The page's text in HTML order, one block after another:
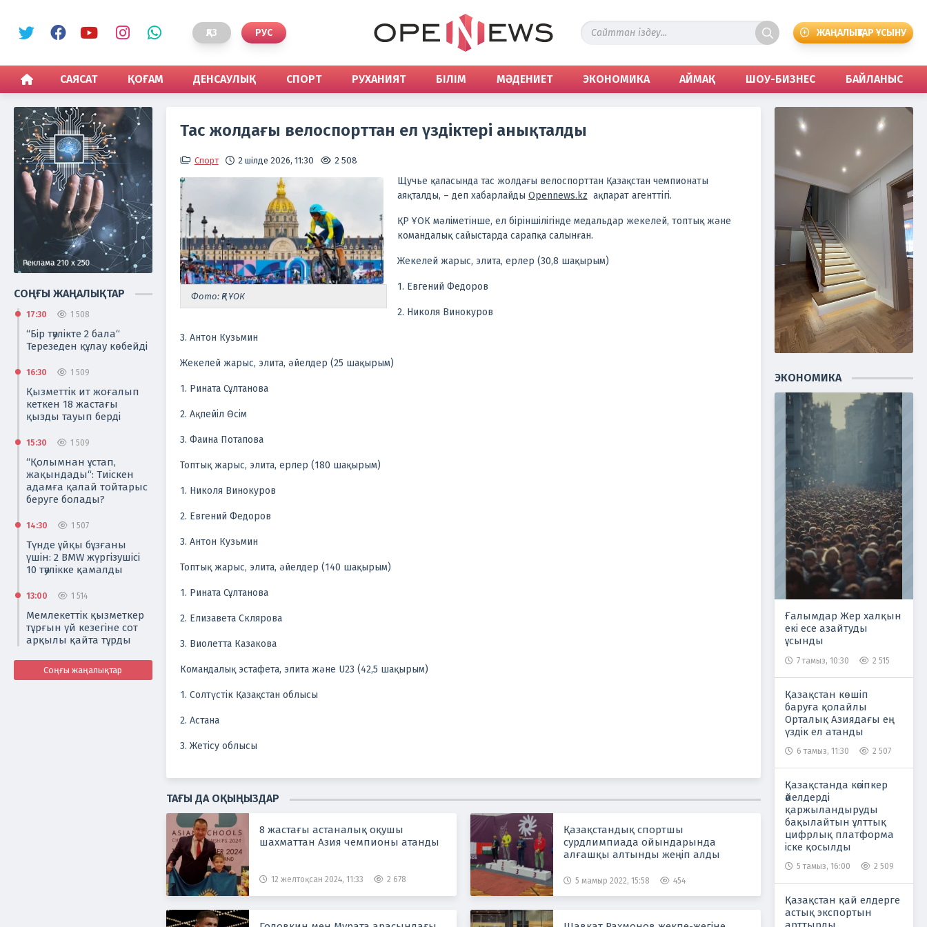
ҚАЗ РУС ЖАҢАЛЫҚТАР ҰСЫНУ
САЯСАТ ҚОҒАМ ДЕНСАУЛЫҚ СПОРТ РУХАНИЯТ БІЛІМ МӘДЕНИЕТ ЭКОНОМИКА АЙМАҚ ШОУ-БИЗНЕС БАЙЛАНЫС
СОҢҒЫ ЖАҢАЛЫҚТАР
17:30 1 508
“Бір тәулікте 2 бала“
Терезеден құлау көбейді
16:30 1 509
Қызметтік ит жоғалып
кеткен 18 жастағы
қызды тауып берді
15:30 1 509
“Қолымнан ұстап,
жақындады“: Тиіскен
адамға қалай тойтарыс
беруге болады?
14:30 1 507
Түнде ұйқы бұзғаны
үшін: 2 BMW жүргізушісі
10 тәулікке қамалды
13:00 1 514
Мемлекеттік қызметкер
тұрғын үй кезегіне сот
арқылы қайта тұрды
Соңғы жаңалықтар
Тас жолдағы велоспорттан ел үздіктері анықталды
Спорт 2 шілде 2026, 11:30 2 508
Фото: ҚР ҰОК
Щучье қаласында тас жолдағы велоспорттан Қазақстан чемпионаты
аяқталды, – деп хабарлайды Оpennews.kz ақпарат агенттігі.
ҚР ҰОК мәліметінше, ел біріншілігінде медальдар жекелей, топтық және
командалық сайыстарда сарапқа салынған.
Жекелей жарыс, элита, ерлер (30,8 шақырым)
1. Евгений Федоров
2. Николя Винокуров
3. Антон Кузьмин
Жекелей жарыс, элита, әйелдер (25 шақырым)
1. Рината Сұлтанова
2. Ақпейіл Өсім
3. Фаина Потапова
Топтық жарыс, элита, ерлер (180 шақырым)
1. Николя Винокуров
2. Евгений Федоров
3. Антон Кузьмин
Топтық жарыс, элита, әйелдер (140 шақырым)
1. Рината Сұлтанова
2. Елизавета Склярова
3. Виолетта Казакова
Командалық эстафета, элита және U23 (42,5 шақырым)
1. Солтүстік Қазақстан облысы
2. Астана
3. Жетісу облысы
ТАҒЫ ДА ОҚЫҢЫЗДАР
8 жастағы астаналық оқушы
шахматтан Азия чемпионы атанды
12 желтоқсан 2024, 11:33 2 678
Қазақстандық спортшы
сурдлимпиада ойындарында
алғашқы алтынды жеңіп алды
5 мамыр 2022, 15:58 454
ЭКОНОМИКА
Ғалымдар Жер халқын
екі есе азайтуды
ұсынды
7 тамыз, 10:30 2 515
Қазақстан көшіп
баруға қолайлы
Орталық Азиядағы ең
үздік ел атанды
6 тамыз, 11:30 2 507
Қазақстанда кәсіпкер
әйелдерді
қаржыландыруды
бақылайтын ұлттық
цифрлық платформа
іске қосылды
5 тамыз, 16:00 2 509
Қазақстан қай елдерге
астық экспортын